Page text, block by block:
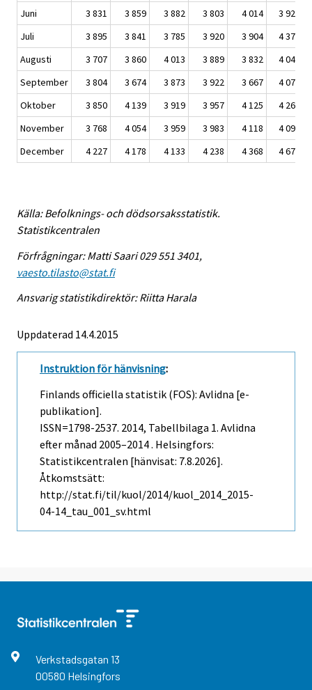
Juni
3 831 3 859 3 882 3 803 4 014
3 929
Juli
3 895 3 841 3 785 3 920 3 904
4 375
Augusti
3 707 3 860 4 013 3 889 3 832
4 044
September
3 804 3 674 3 873 3 922 3 667
4 073
Oktober
3 850 4 139 3 919 3 957 4 125
4 265
November
3 768 4 054 3 959 3 983 4 118
4 099
December
4 227 4 178 4 133 4 238 4 368 4 675
Källa: Befolknings- och dödsorsaksstatistik.
Statistikcentralen
Förfrågningar: Matti Saari 029 551 3401,
vaesto.tilasto@stat.fi
Ansvarig statistikdirektör: Riitta Harala
Uppdaterad 14.4.2015
Instruktion för hänvisning:
Finlands officiella statistik (FOS): Avlidna [e-
publikation].
ISSN=1798-2537. 2014, Tabellbilaga 1. Avlidna
efter månad 2005–2014 . Helsingfors:
Statistikcentralen [hänvisat: 7.8.2026].
Åtkomstsätt:
http://stat.fi/til/kuol/2014/kuol_2014_2015-
04-14_tau_001_sv.html
Verkstadsgatan 13
00580 Helsingfors